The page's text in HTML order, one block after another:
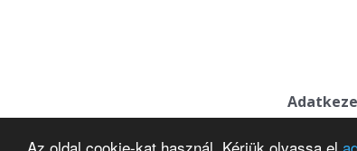
Az oldal cookie-kat használ. Kérjük olvassa el